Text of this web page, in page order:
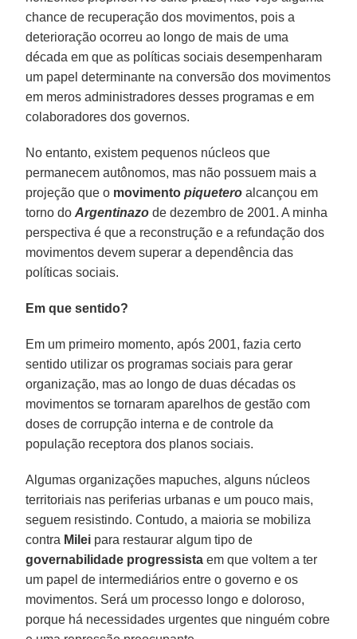
chance de recuperação dos movimentos, pois a
deterioração ocorreu ao longo de mais de uma
década em que as políticas sociais desempenharam
um papel determinante na conversão dos movimentos
em meros administradores desses programas e em
colaboradores dos governos.
No entanto, existem pequenos núcleos que
permanecem autônomos, mas não possuem mais a
projeção que o movimentopiquetero alcançou em
torno doArgentinazo de dezembro de 2001. A minha
perspectiva é que a reconstrução e a refundação dos
movimentos devem superar a dependência das
políticas sociais.
Em que sentido?
Em um primeiro momento, após 2001, fazia certo
sentido utilizar os programas sociais para gerar
organização, mas ao longo de duas décadas os
movimentos se tornaram aparelhos de gestão com
doses de corrupção interna e de controle da
população receptora dos planos sociais.
Algumas organizações mapuches, alguns núcleos
territoriais nas periferias urbanas e um pouco mais,
seguem resistindo. Contudo, a maioria se mobiliza
contra Milei para restaurar algum tipo de
governabilidade progressista em que voltem a ter
um papel de intermediários entre o governo e os
movimentos. Será um processo longo e doloroso,
porque há necessidades urgentes que ninguém cobre